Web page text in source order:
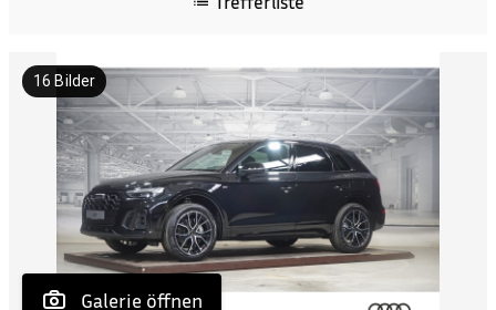
Galerie öffnen
16 Bilder